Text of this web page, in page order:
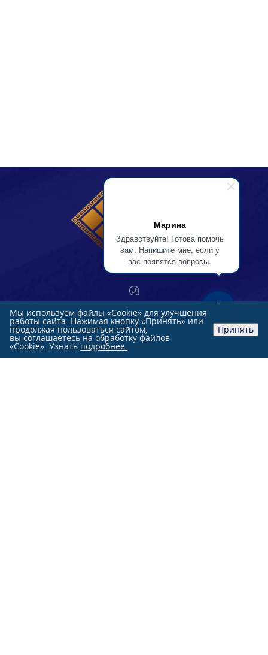
Марина
Здравствуйте! Готова помочь
вам. Напишите мне, если у
вас появятся вопросы.
Розничные продажи:
+7 (991)851-47-76
+7 (863)244-33-33
Оптовые продажи:
Мы используем файлы «Cookie» для улучшения
работы сайта. Нажимая кнопку «Принять» или
продолжая пользоваться сайтом,
вы соглашаетесь на обработку файлов
«Cookie». Узнать подробнее.
Принять